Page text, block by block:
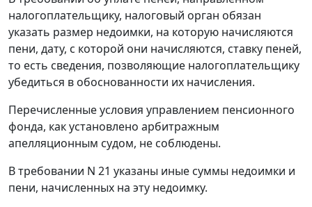
налогоплательщику, налоговый орган обязан
указать размер недоимки, на которую начисляются
пени, дату, с которой они начисляются, ставку пеней,
то есть сведения, позволяющие налогоплательщику
убедиться в обоснованности их начисления.
Перечисленные условия управлением пенсионного
фонда, как установлено арбитражным
апелляционным судом, не соблюдены.
В требовании N 21 указаны иные суммы недоимки и
пени, начисленных на эту недоимку.